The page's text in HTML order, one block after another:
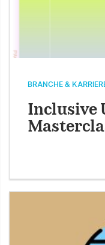
BRANCHE &
Inclusive